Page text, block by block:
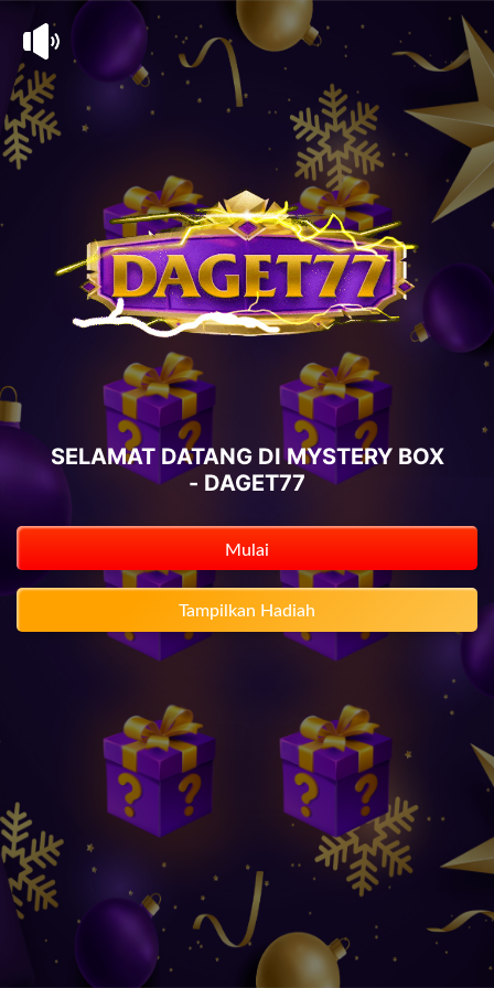
SELAMAT DATANG DI MYSTERY BOX
- DAGET77
Mulai
Tampilkan Hadiah